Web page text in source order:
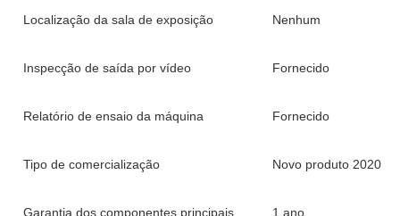
Localização da sala de exposição Nenhum
Inspecção de saída por vídeo Fornecido
Relatório de ensaio da máquina Fornecido
Tipo de comercialização Novo produto 2020
Garantia dos componentes principais 1 ano